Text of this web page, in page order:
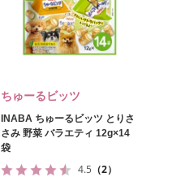
ちゅーるビッツ
INABA ちゅーるビッツ とりさ
さみ 野菜 バラエティ 12g×14
袋
4.5 （2）